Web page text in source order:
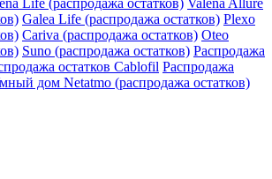
Life (распродажа остатков) Valena Allure
Galea Life (распродажа остатков) Plexo
Cariva (распродажа остатков) Oteo
Suno (распродажа остатков) Распродажа
остатков Cablofil Распродажа
дом Netatmo (распродажа остатков)